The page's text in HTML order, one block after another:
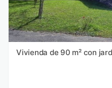
Vivienda de 90 m² con